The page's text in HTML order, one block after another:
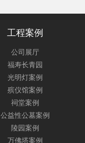
工程案例
公司展厅
福寿长青园
光明灯案例
殡仪馆案例
祠堂案例
公益性公墓案例
陵园案例
万佛塔案例